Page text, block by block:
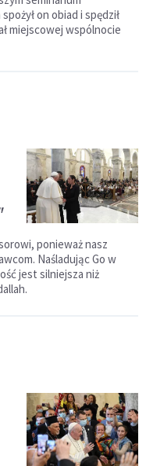
on obiad i spędził
miejscowej wspólnocie
ponieważ nasz
Naśladując Go w
jest silniejsza niż